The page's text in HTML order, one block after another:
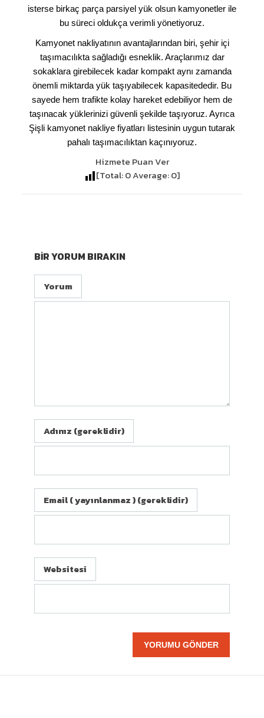
isterse birkaç parça parsiyel yük olsun kamyonetler ile
bu süreci oldukça verimli yönetiyoruz.
Kamyonet nakliyatının avantajlarından biri, şehir içi
taşımacılıkta sağladığı esneklik. Araçlarımız dar
sokaklara girebilecek kadar kompakt aynı zamanda
önemli miktarda yük taşıyabilecek kapasitededir. Bu
sayede hem trafikte kolay hareket edebiliyor hem de
taşınacak yüklerinizi güvenli şekilde taşıyoruz. Ayrıca
Şişli kamyonet nakliye fiyatları listesinin uygun tutarak
pahalı taşımacılıktan kaçınıyoruz.
Hizmete Puan Ver
[Total:0Average:0]
BIR YORUM BIRAKIN
Yorum
Adınız (gereklidir)
Email ( yayınlanmaz ) (gereklidir)
Websitesi